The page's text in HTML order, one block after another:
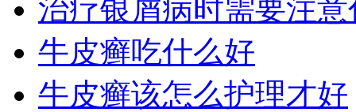
治疗银屑病时需要注意
牛皮癣吃什么好
牛皮癣该怎么护理才好